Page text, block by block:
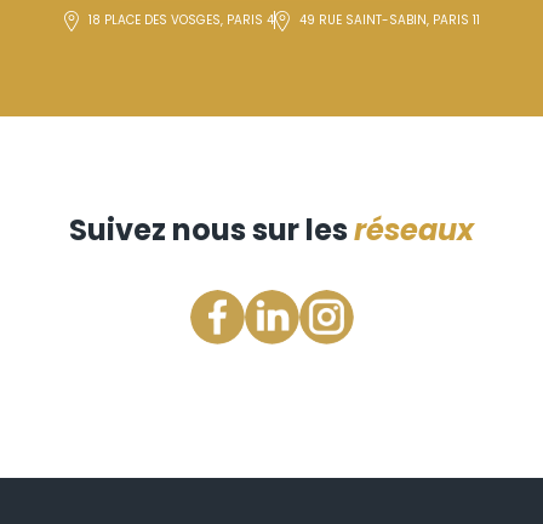
18 PLACE DES VOSGES, PARIS 4 49 RUE SAINT-SABIN, PARIS 11
Suivez nous sur lesréseaux